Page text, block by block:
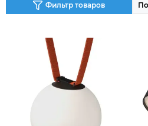
Фильтр товаров